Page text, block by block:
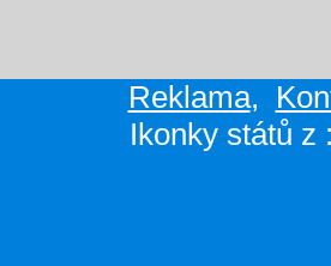
Reklama,
Ikonky států z